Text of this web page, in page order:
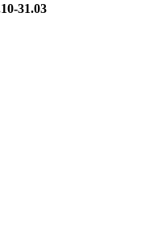
31.03